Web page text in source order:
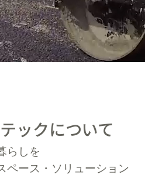
ックについて
らしを
ペース・ソリューション